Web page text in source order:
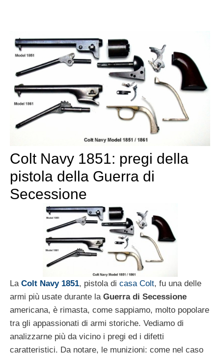
Colt Navy 1851: pregi della
pistola della Guerra di
Secessione
La Colt Navy 1851, pistola di casa Colt, fu una delle
armi più usate durante la Guerra di Secessione
americana, è rimasta, come sappiamo, molto popolare
tra gli appassionati di armi storiche. Vediamo di
analizzarne più da vicino i pregi ed i difetti
caratteristici. Da notare, le munizioni: come nel caso